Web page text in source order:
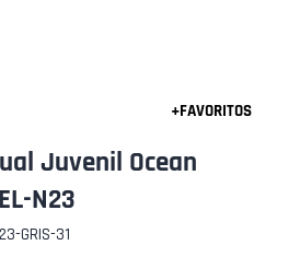
Juvenil Ocean
N23
GRIS-31